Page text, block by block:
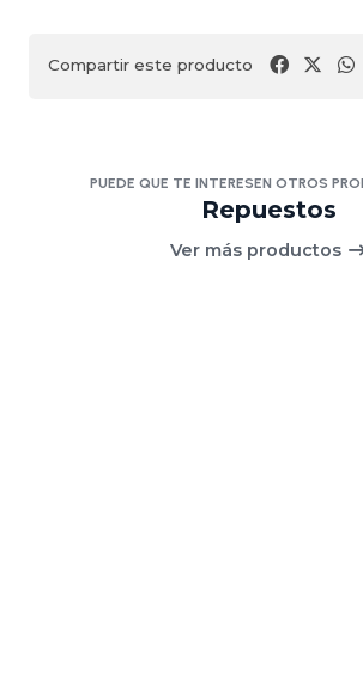
Compartir este producto
PUEDE QUE TE INTERESEN OTROS
Repuestos
Ver más productos